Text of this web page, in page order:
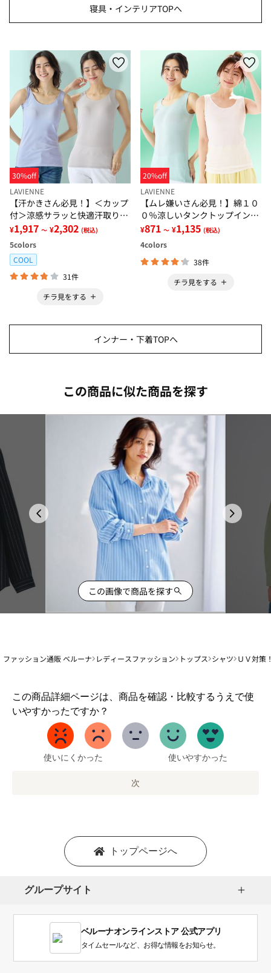
寝具・インテリアTOPへ
30%off
LAVIENNE
【汗かきさん必見！】＜カップ
付＞涼感サラッと快適汗取りタ
ンクトップインナー＜さらりラ
ボ＞
¥1,917 ～ ¥2,302 (税込)
5colors
COOL
31件
チラ見をする
20%off
LAVIENNE
【ムレ嫌いさん必見！】綿１０
０％涼しいタンクトップインナ
ー＜さらりラボ＞
¥871 ～ ¥1,135 (税込)
4colors
38件
チラ見をする
インナー・下着TOPへ
この商品に似た商品を探す
この画像で商品を探す
ファッション通販 ベルーナ レディースファッション トップス シャツ ＵＶ対策
この商品詳細ページは、商品を確認・比較するうえで使
いやすかったですか？
1
か
い
使いにくかった 使いやすかった
次
トップページへ
グループサイト
ベルーナオンラインストア 公式アプリ
タイムセールなど、お得な情報をお知らせ。